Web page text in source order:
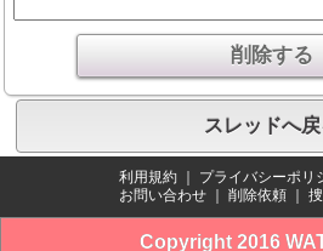
スレッドへ
利用規約 プライバシーポリ
お問い合わせ
削除依頼
Copyright 2016